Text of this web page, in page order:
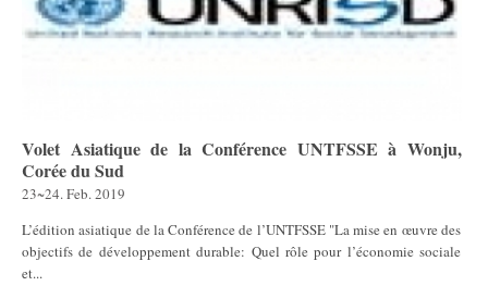
Volet Asiatique de la Conférence UNTFSSE à Wonju,
Corée du Sud
23~24. Feb. 2019
L’édition asiatique de la Conférence de l’UNTFSSE "La mise en œuvre des
objectifs de développement durable: Quel rôle pour l’économie sociale
et...